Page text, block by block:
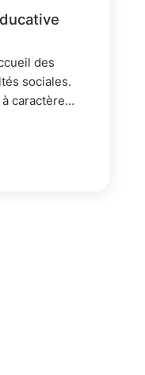
des
sociales.
à caractère